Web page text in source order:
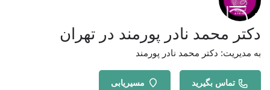
دکتر محمد نادر پورمند در تهران
به مدیریت: دکتر محمد نادر پورمند
تماس بگیرید مسیریابی